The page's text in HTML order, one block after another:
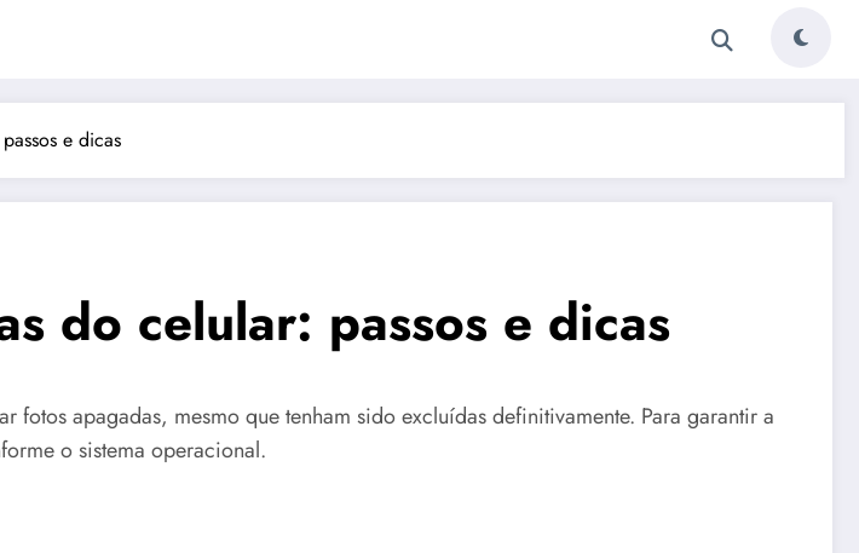
e dicas
do celular: passos e dicas
apagadas, mesmo que tenham sido excluídas definitivamente. Para garantir a
o sistema operacional.